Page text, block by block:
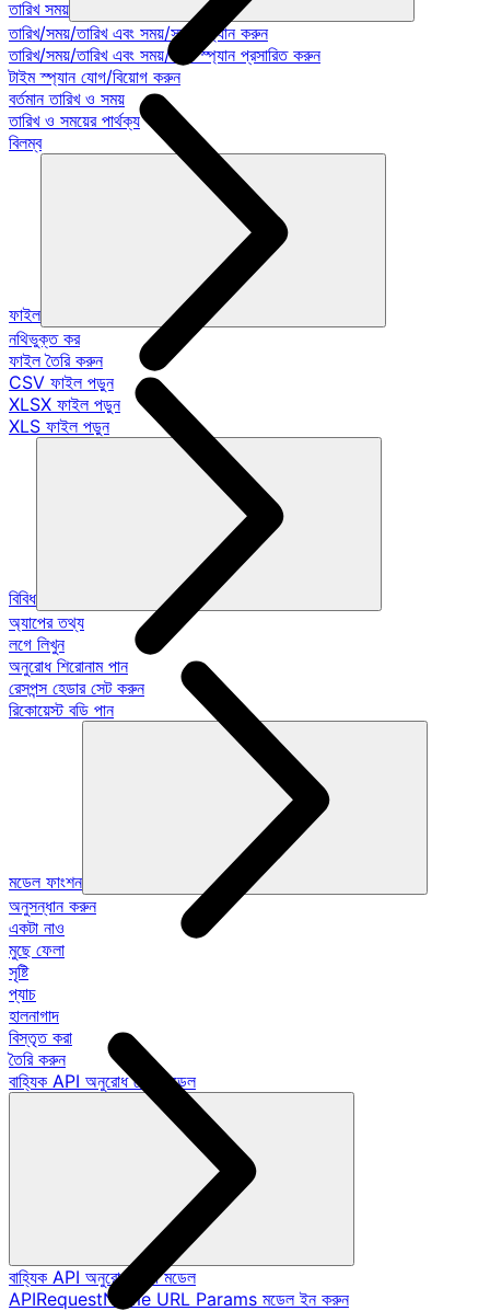
তারিখ সময়
তারিখ/সময়/তারিখ এবং সময়/সময় স্প্যান করুন
তারিখ/সময়/তারিখ এবং সময়/সময় স্প্যান প্রসারিত করুন
টাইম স্প্যান যোগ/বিয়োগ করুন
বর্তমান তারিখ ও সময়
তারিখ ও সময়ের পার্থক্য
বিলম্ব
ফাইল
নথিভুক্ত কর
ফাইল তৈরি করুন
CSV ফাইল পড়ুন
XLSX ফাইল পড়ুন
XLS ফাইল পড়ুন
বিবিধ
অ্যাপের তথ্য
লগে লিখুন
অনুরোধ শিরোনাম পান
রেসপন্স হেডার সেট করুন
রিকোয়েস্ট বডি পান
মডেল ফাংশন
অনুসন্ধান করুন
একটা নাও
মুছে ফেলা
সৃষ্টি
প্যাচ
হালনাগাদ
বিস্তৃত করা
তৈরি করুন
বাহ্যিক API অনুরোধ ডেটা মডেল
বাহ্যিক API অনুরোধ ডেটা মডেল
APIRequestName URL Params মডেল ইন করুন